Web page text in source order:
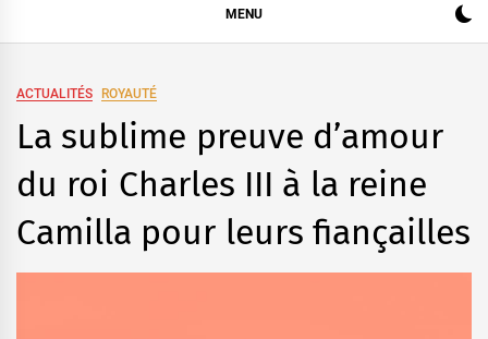
MENU
ACTUALITÉS ROYAUTÉ
La sublime preuve d’amour
du roi Charles III à la reine
Camilla pour leurs fiançailles